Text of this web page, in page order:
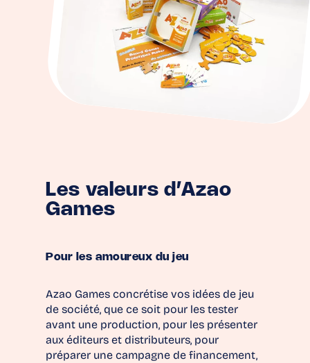
Les valeurs d’Azao
Games
Pour les amoureux du jeu
Azao Games concrétise vos idées de jeu
de société, que ce soit pour les tester
avant une production, pour les présenter
aux éditeurs et distributeurs, pour
préparer une campagne de financement,